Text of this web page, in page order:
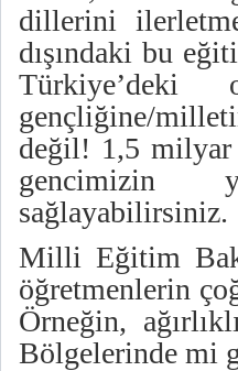
dillerini
dışındaki bu
gençliğine/
değil! 1,5
gencimizin
sağlayabilirsiniz.
Milli Eğitim
öğretmenlerin
Örneğin,
Bölgelerinde mi